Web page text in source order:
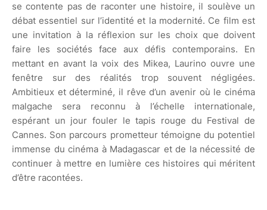
se contente pas de raconter une histoire, il soulève un
débat essentiel sur l’identité et la modernité. Ce film est
une invitation à la réflexion sur les choix que doivent
faire les sociétés face aux défis contemporains. En
mettant en avant la voix des Mikea, Laurino ouvre une
fenêtre sur des réalités trop souvent négligées.
Ambitieux et déterminé, il rêve d’un avenir où le cinéma
malgache sera reconnu à l’échelle internationale,
espérant un jour fouler le tapis rouge du Festival de
Cannes. Son parcours prometteur témoigne du potentiel
immense du cinéma à Madagascar et de la nécessité de
continuer à mettre en lumière ces histoires qui méritent
d’être racontées.